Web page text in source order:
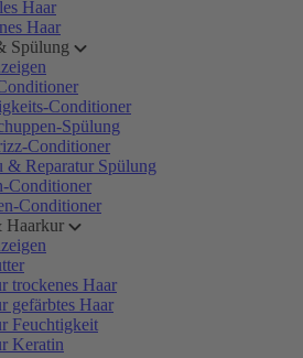
Haar
Haar
Spülung
Conditioner
Spülung
Conditioner
& Reparatur Spülung
Conditioner
Conditioner
Haarkur
trockenes Haar
gefärbtes Haar
Feuchtigkeit
Keratin